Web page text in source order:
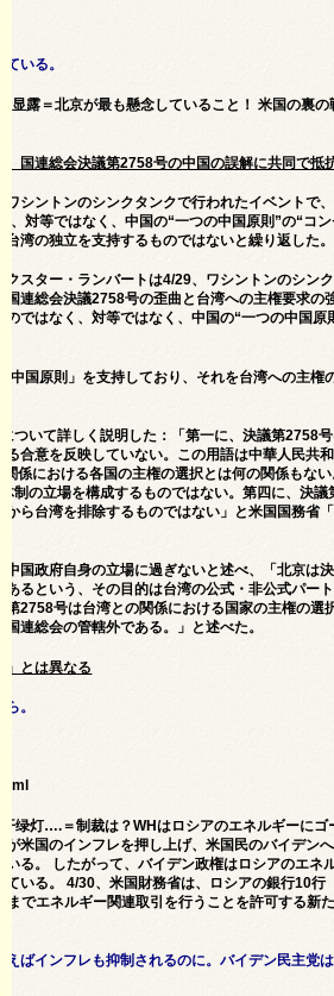
いる。
显露＝北京が最も懸念していること！ 米国の裏の
国連総会決議第2758号の中国の誤解に共同で抵
シントンのシンクタンクで行われたイベントで
対等ではなく、中国の“一つの中国原則”の“コ
湾の独立を支持するものではないと繰り返した。
スター・ランバートは4/29、ワシントンのシン
連総会決議2758号の歪曲と台湾への主権要求の
ではなく、対等ではなく、中国の“一つの中国原
国原則」を支持しており、それを台湾への主権
ついて詳しく説明した：「第一に、決議第2758
合意を反映していない。この用語は中華人民共
係における各国の主権の選択とは何の関係もな
制の立場を構成するものではない。第四に、決
ら台湾を排除するものではない」と米国国務省
国政府自身の立場に過ぎないと述べ、「北京は
るという、その目的は台湾の公式・非公式パー
2758号は台湾との関係における国家の主権の選
連総会の管轄外である。」と述べた。
」とは異なる
。
绿灯….＝制裁は？WHはロシアのエネルギーにゴ
米国のインフレを押し上げ、米国民のバイデン
る。 したがって、バイデン政権はロシアのエネ
いる。 4/30、米国財務省は、ロシアの銀行10行
でエネルギー関連取引を行うことを許可する新
ばインフレも抑制されるのに。バイデン民主党は